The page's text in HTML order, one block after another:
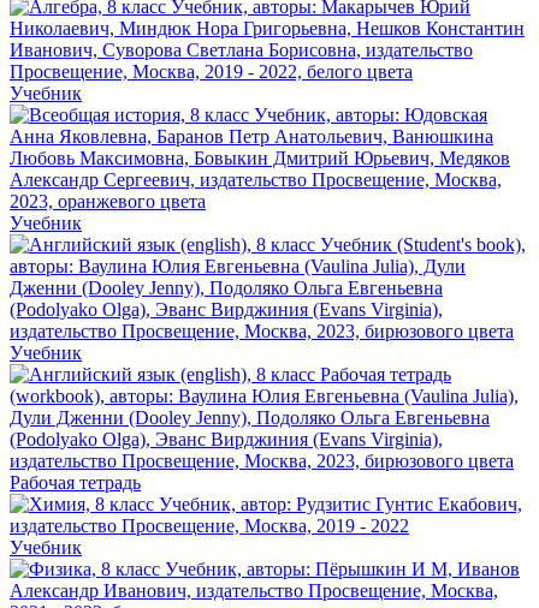
Учебник
Учебник
Учебник
Рабочая тетрадь
Учебник